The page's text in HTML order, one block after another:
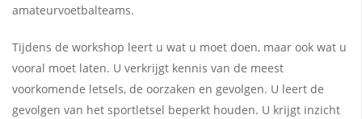
amateurvoetbalteams.
Tijdens de workshop leert u wat u moet doen, maar ook wat u
vooral moet laten. U verkrijgt kennis van de meest
voorkomende letsels, de oorzaken en gevolgen. U leert de
gevolgen van het sportletsel beperkt houden. U krijgt inzicht